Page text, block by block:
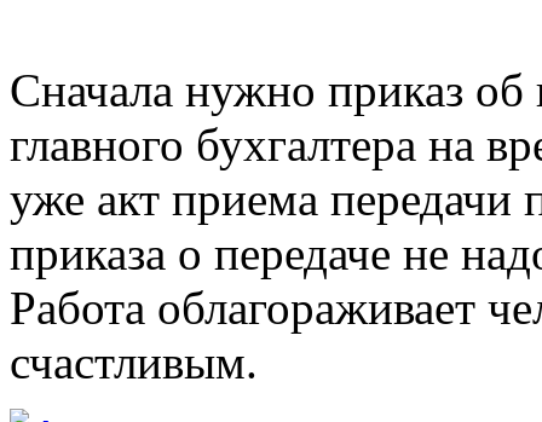
Сначала нужно приказ об
главного бухгалтера на
уже акт приема
приказа о передаче не
Работа облагораживает
счастливым.